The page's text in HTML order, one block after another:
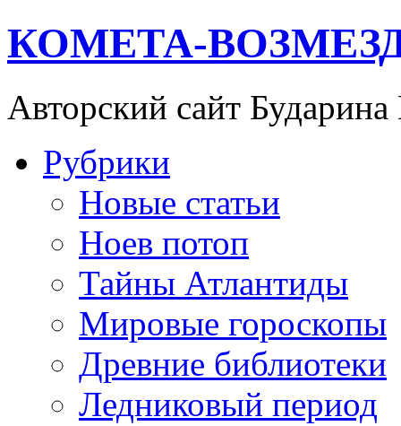
КОМЕТА-
Авторский сайт
Рубрики
Новые статьи
Ноев потоп
Тайны Атлантиды
Мировые гороскопы
Древние библиотеки
Ледниковый период